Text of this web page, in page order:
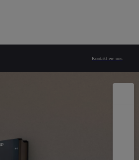
Kontaktiere uns